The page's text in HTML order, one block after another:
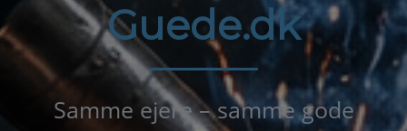
Guede.dk
Samme ejere – samme gode